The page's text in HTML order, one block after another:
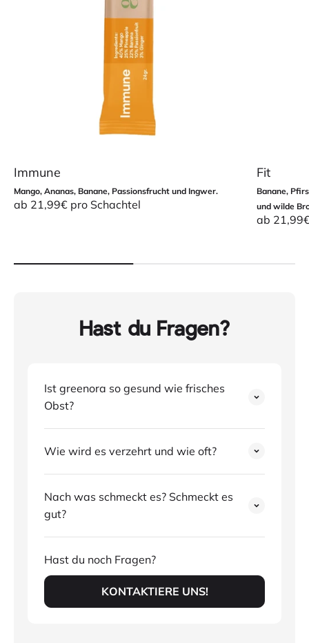
Immune
Mango, Ananas, Banane, Passionsfrucht und Ingwer.
Angebot
ab 21,99€ pro Schachtel
Fit
Banane,
und wilde
Angebot
ab
Hast du Fragen?
Ist greenora so gesund wie frisches
Obst?
Wie wird es verzehrt und wie oft?
Nach was schmeckt es? Schmeckt es
gut?
Hast du noch Fragen?
KONTAKTIERE UNS!